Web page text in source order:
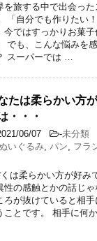
を旅する中で出会っ
「自分でも作りたい
今ではすっかりお菓
でも、こんな悩みを
スーパーでは …
たは柔らかい方
・・・
06/07 -未分類
いぐるみ パン フラ
は柔らかい方が好
性の感触とかの話じ
ろが抜けていると相
ことです。 相手に何